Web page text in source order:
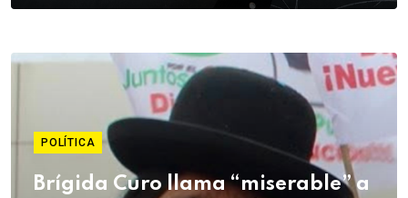
POLÍTICA
Brígida Curo llama “miserable” a